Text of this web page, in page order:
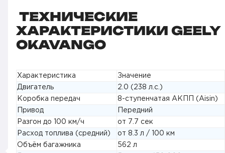
ТЕХНИЧЕСКИЕ
ХАРАКТЕРИСТИКИ GEELY
OKAVANGO
Характеристика
Значение
Двигатель
2.0 (238 л.с.)
Коробка передач
8-ступенчатая АКПП (Aisin)
Привод
Передний
Разгон до 100 км/ч
от 7.7 сек
Расход топлива (средний)
от 8.3 л / 100 км
Объём багажника
562 л